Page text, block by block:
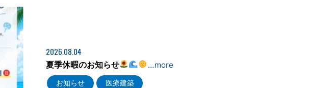
2026.08.04
夏季休暇のお知らせ …more
お知らせ 医療建築